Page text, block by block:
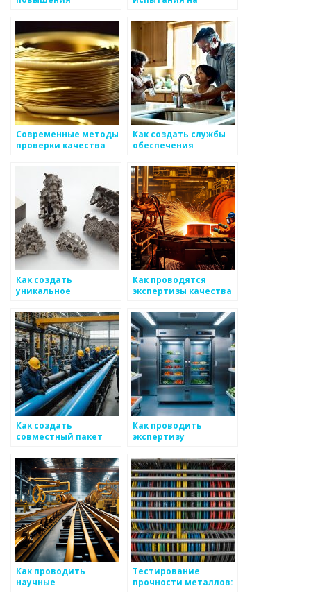
компании
металлоизделий
Современные методы
проверки качества
Как создать службы
обеспечения
процессе
металлургии
Как создать
уникальное
качества и
безопасности в
производстве
металоизделий
Как проводятся
экспертизы качества
Как создать
совместный пакет
анализа на рынке
металлоизделий
Как проводить
экспертизу
Как проводить
научные
Тестирование
прочности металлов: